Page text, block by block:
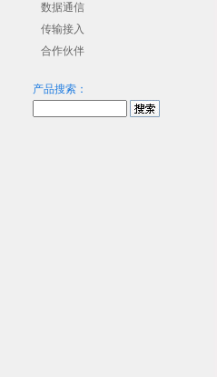
数据通信
传输接入
合作伙伴
产品搜索：